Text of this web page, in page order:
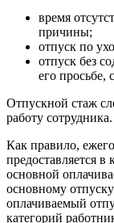
время
причины;
отпуск по
отпуск без
его просьбе,
Отпускной стаж
работу сотрудника.
Как правило,
предоставляется
основной
основному
оплачиваемый
категорий